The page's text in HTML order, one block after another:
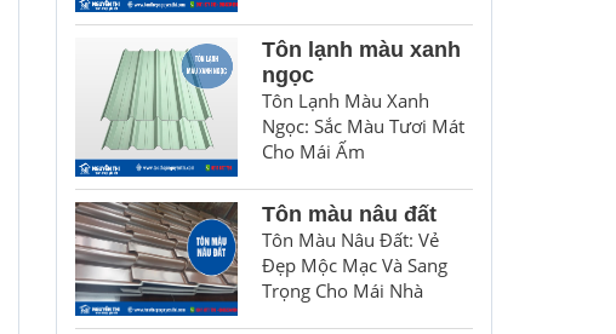
Tôn lạnh màu xanh
ngọc
Tôn Lạnh Màu Xanh
Ngọc: Sắc Màu Tươi Mát
Cho Mái Ấm
Tôn màu nâu đất
Tôn Màu Nâu Đất: Vẻ
Đẹp Mộc Mạc Và Sang
Trọng Cho Mái Nhà